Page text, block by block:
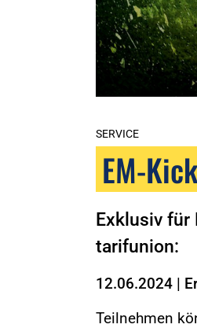
SERVICE
EM-
Exklusiv für
tarifunion:
12.06.2024 |
Teilnehmen